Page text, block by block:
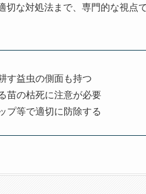
な対処法まで、専門的な視点
す益虫の側面も持つ
苗の枯死に注意が必要
プ等で適切に防除する